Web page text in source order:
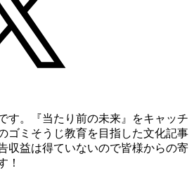
す。『当たり前の未来』をキャッチ
ゴミそうじ教育を目指した文化記事
収益は得ていないので皆様からの寄
！